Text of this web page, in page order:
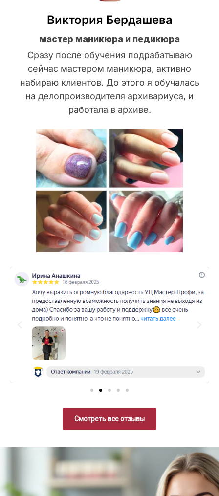
Виктория Бердашева
мастер маникюра и педикюра
Сразу после обучения подрабатываю
сейчас мастером маникюра, активно
набираю клиентов. До этого я обучалась
на делопроизводителя архивариуса, и
работала в архиве.
Смотреть все отзывы